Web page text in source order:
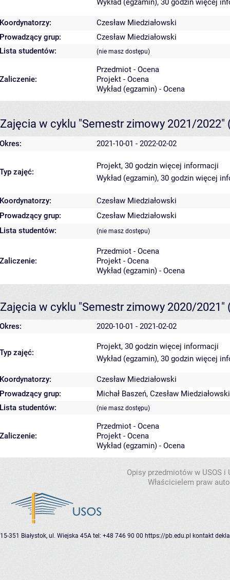
Wykład (egzamin), 30 godzin więcej
Koordynatorzy:
Czesław Miedziałowski
Prowadzący grup:
Czesław Miedziałowski
Lista studentów:
(nie masz dostępu)
Zaliczenie:
Przedmiot - Ocena
Projekt - Ocena
Wykład (egzamin) - Ocena
Zajęcia w cyklu "Semestr zimowy 2021/2022"
Okres: 2021-10-01 - 2022-02-02
Typ zajęć:
Projekt, 30 godzin więcej informacji
Wykład (egzamin), 30 godzin więcej
Koordynatorzy:
Czesław Miedziałowski
Prowadzący grup:
Czesław Miedziałowski
Lista studentów:
(nie masz dostępu)
Zaliczenie:
Przedmiot - Ocena
Projekt - Ocena
Wykład (egzamin) - Ocena
Zajęcia w cyklu "Semestr zimowy 2020/2021"
Okres: 2020-10-01 - 2021-02-02
Typ zajęć:
Projekt, 30 godzin więcej informacji
Wykład (egzamin), 30 godzin więcej
Koordynatorzy:
Czesław Miedziałowski
Prowadzący grup:
Michał Baszeń, Czesław Miedziałowski
Lista studentów:
(nie masz dostępu)
Zaliczenie:
Przedmiot - Ocena
Projekt - Ocena
Wykład (egzamin) - Ocena
Opisy przedmiotów w USOS
Właścicielem praw
15-351 Białystok, ul. Wiejska 45A tel: +48 746 90 00 https://pb.edu.pl kontakt